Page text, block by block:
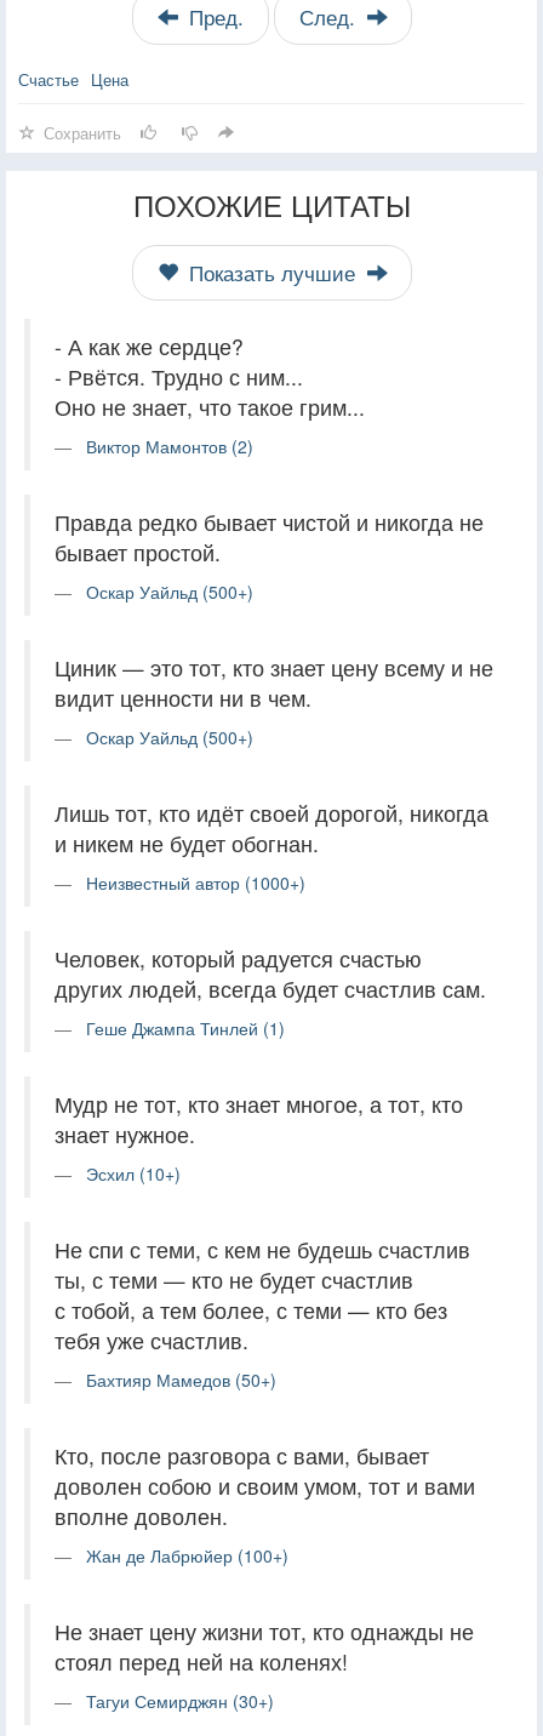
Пред. След.
Счастье Цена
Сохранить
ПОХОЖИЕ ЦИТАТЫ
Показать лучшие
- А как же сердце?
- Рвётся. Трудно с ним...
Оно не знает, что такое грим...
Виктор Мамонтов (2)
Правда редко бывает чистой и никогда не
бывает простой.
Оскар Уайльд (500+)
Циник — это тот, кто знает цену всему и не
видит ценности ни в чем.
Оскар Уайльд (500+)
Лишь тот, кто идёт своей дорогой, никогда
и никем не будет обогнан.
Неизвестный автор (1000+)
Человек, который радуется счастью
других людей, всегда будет счастлив сам.
Геше Джампа Тинлей (1)
Мудр не тот, кто знает многое, а тот, кто
знает нужное.
Эсхил (10+)
Не спи с теми, с кем не будешь счастлив
ты, с теми — кто не будет счастлив
с тобой, а тем более, с теми — кто без
тебя уже счастлив.
Бахтияр Мамедов (50+)
Кто, после разговора с вами, бывает
доволен собою и своим умом, тот и вами
вполне доволен.
Жан де Лабрюйер (100+)
Не знает цену жизни тот, кто однажды не
стоял перед ней на коленях!
Тагуи Семирджян (30+)